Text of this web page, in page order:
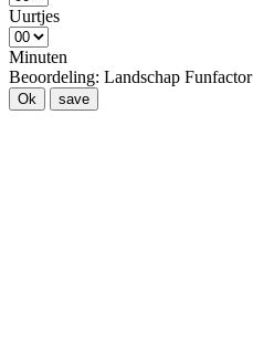
Uurtjes
Minuten
Beoordeling: Landschap Funfactor
Ok save